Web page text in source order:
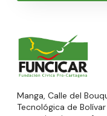
Manga, Calle del
Tecnológica de Bolívar